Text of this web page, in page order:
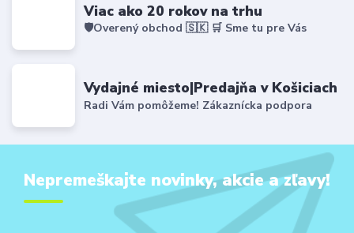
Viac ako 20 rokov na trhu
🛡️Overený obchod 🇸🇰 🛒 Sme tu pre Vás
Vydajné miesto|Predajňa v Košiciach
Radi Vám pomôžeme! Zákaznícka podpora
Nepremeškajte novinky, akcie a zľavy!